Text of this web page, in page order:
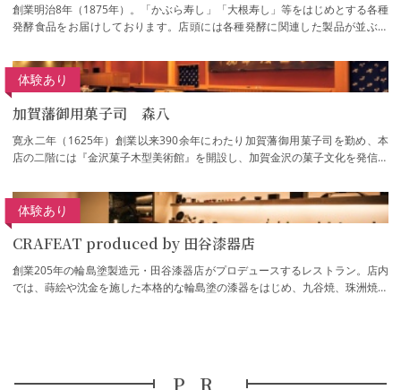
創業明治8年（1875年）。「かぶら寿し」「大根寿し」等をはじめとする各種
発酵食品をお届けしております。店頭には各種発酵に関連した製品が並ぶほ
加賀藩御用菓子司 森八
体験あり
寛永二年（1625年）創業以来390余年にわたり加賀藩御用菓子司を勤め、本
店の二階には『金沢菓子木型美術館』を開設し、加賀金沢の菓子文化を発信し
CRAFEAT produced by 田谷漆器店
体験あり
創業205年の輪島塗製造元・田谷漆器店がプロデュースするレストラン。店内
では、蒔絵や沈金を施した本格的な輪島塗の漆器をはじめ、九谷焼、珠洲焼き
PR